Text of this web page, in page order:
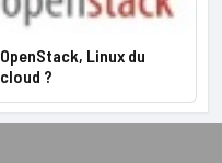
OpenStack, Linux du
cloud ?